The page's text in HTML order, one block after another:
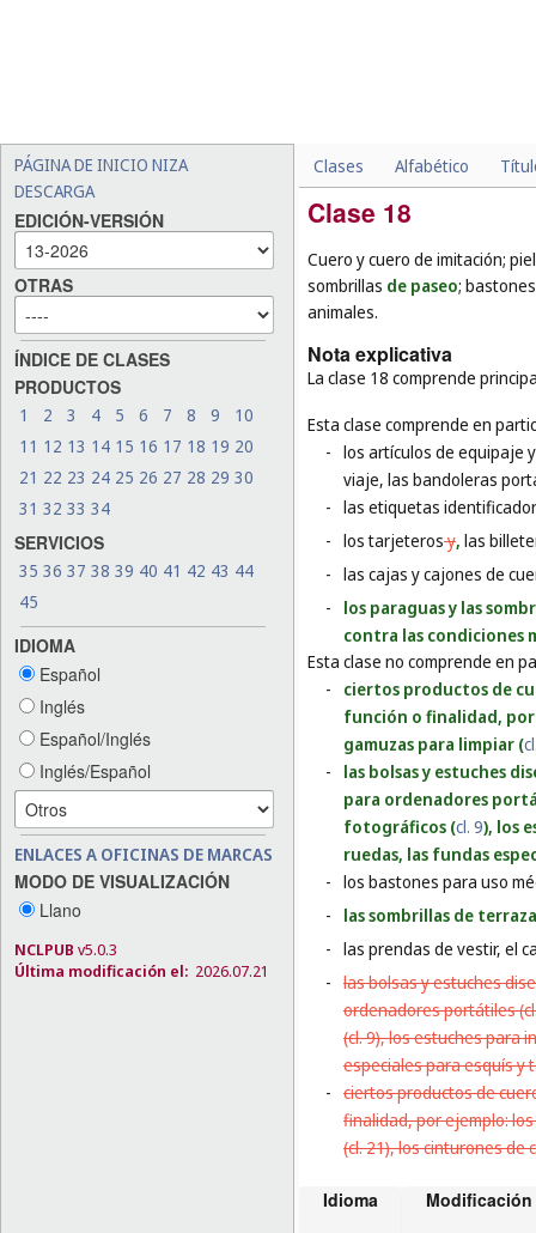
PÁGINA DE INICIO NIZA
DESCARGA
EDICIÓN-VERSIÓN
OTRAS
ÍNDICE DE CLASES
PRODUCTOS
1 2 3 4 5 6 7 8 9
10
11 12 13 14 15 16 17 18 19 20
21 22 23 24 25 26 27 28 29 30
31 32 33 34
SERVICIOS
35 36 37 38 39 40 41 42 43 44
45
IDIOMA
Español
Inglés
Español/Inglés
Inglés/Español
ENLACES A OFICINAS DE MARCAS
MODO DE VISUALIZACIÓN
Llano
NCLPUB v5.0.3
Última modificación el: 2026.07.21
Clases Alfabético
Clase 18
Cuero y cuero de imitación;
sombrillas de paseo;
animales.
Nota explicativa
La clase 18 comprende
Esta clase comprende en
- los artículos de equipaje
viaje, las bandoleras
- las etiquetas
- los tarjeterosy, las
- las cajas y cajones de
-
los paraguas y las
contra las condiciones
Esta clase no comprende en
-
ciertos productos de
función o finalidad, por
gamuzas para limpiar (
-
las bolsas y estuches
para ordenadores
fotográficos (cl. 9), los
ruedas, las fundas
- los bastones para uso
-
las sombrillas de
- las prendas de vestir, el
- las bolsas y estuches
ordenadores portátiles
(cl. 9), los estuches para
especiales para esquís y
- ciertos productos de
finalidad, por ejemplo:
(cl. 21), los cinturones de
Idioma Modificación